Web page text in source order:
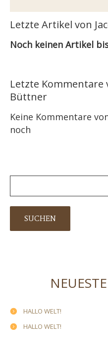
Letzte Artikel von
Noch keinen Artikel
Letzte Kommentare
Büttner
Keine Kommentare
noch
HALLO WELT!
HALLO WELT!